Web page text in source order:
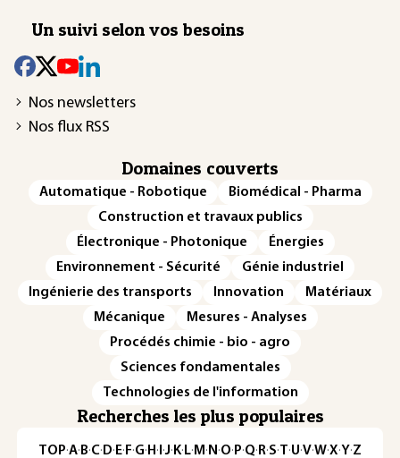
Un suivi selon vos besoins
Nos newsletters
Nos flux RSS
Domaines couverts
Automatique - Robotique
Biomédical - Pharma
Construction et travaux publics
Électronique - Photonique
Énergies
Environnement - Sécurité
Génie industriel
Ingénierie des transports
Innovation
Matériaux
Mécanique
Mesures - Analyses
Procédés chimie - bio - agro
Sciences fondamentales
Technologies de l'information
Recherches les plus populaires
TOP·A·B·C· D· E· F·G· H · ·J· K· L· M · N ·O· P·Q· R·S·T·U·V·W·X·Y·Z